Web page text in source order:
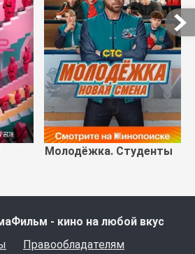
Молодёжка. Студенты
- кино на любой вкус
Правообладателям